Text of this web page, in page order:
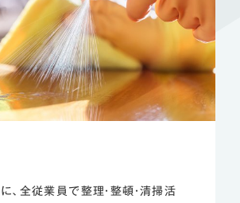
、全従業員で整理・整頓・清掃活